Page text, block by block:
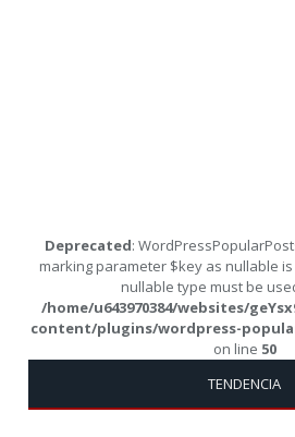
Deprecated:
marking parameter $key as nullable
nullable type must be
/home/u643970384/websites/
content/plugins/wordpress-
on line 50
TENDENCIA